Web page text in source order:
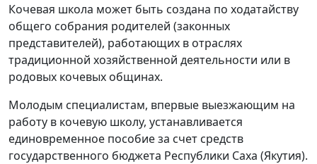
Кочевая школа может быть создана по ходатайству
общего собрания родителей (законных
представителей), работающих в отраслях
традиционной хозяйственной деятельности или в
родовых кочевых общинах.
Молодым специалистам, впервые выезжающим на
работу в кочевую школу, устанавливается
единовременное пособие за счет средств
государственного бюджета Республики Саха (Якутия).